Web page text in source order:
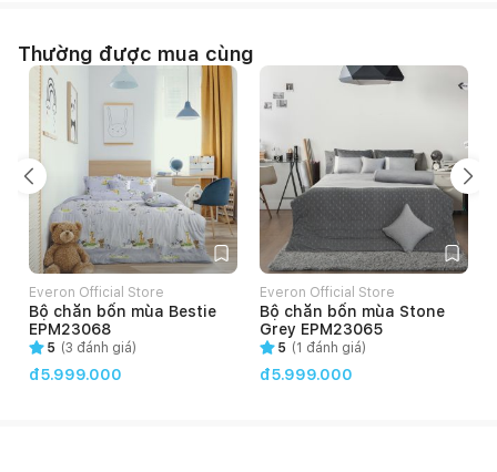
Thường được mua cùng
Everon Official Store
Bộ chăn bốn mùa Bestie
EPM23068
5 (3 đánh giá)
đ5.999.000
Everon Official Store
Bộ chăn bốn mùa Stone
Grey EPM23065
5 (1 đánh giá)
đ5.999.000